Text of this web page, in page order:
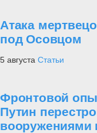
Атака
под Осовцом
5 августа Статьи
Фронтовой
Путин
вооружениями